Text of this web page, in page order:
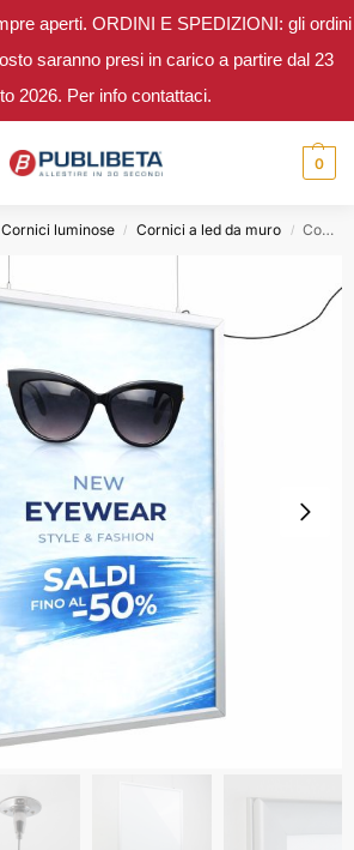
aperti. ORDINI E SPEDIZIONI: gli ordini
saranno presi in carico a partire dal 23
2026. Per info contattaci.
0
Cornici luminose / Cornici a led da muro / Cornice luminosa a LED sospesa, 100×140 bifacciale